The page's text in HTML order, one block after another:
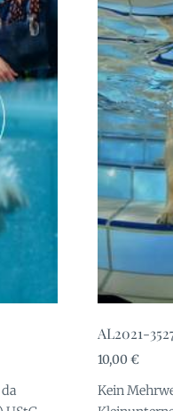
AL2021-
10,00€
Kein